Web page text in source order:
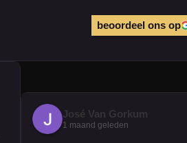
beoordeel ons op
José Van Gorkum
1 maand geleden